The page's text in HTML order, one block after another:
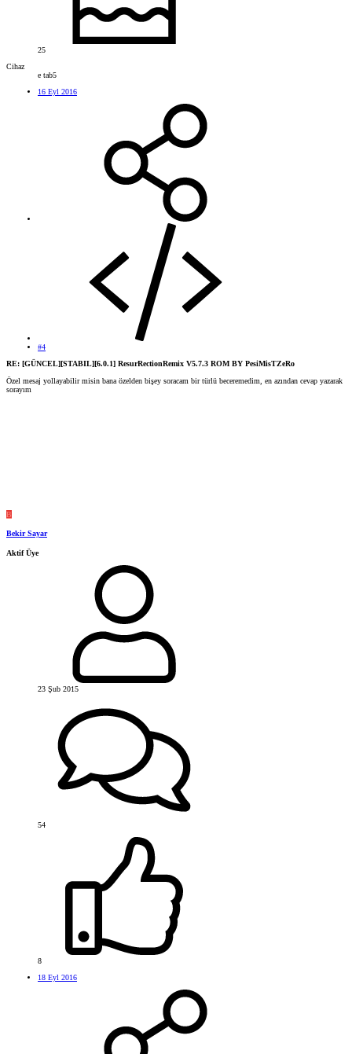
25
Cihaz
e tab5
16 Eyl 2016
#4
RE: [GÜNCEL][STABIL][6.0.1] ResurRectionRemix V5.7.3 ROM BY PesiMisTZeRo
Özel mesaj yollayabilir misin bana özelden bişey soracam bir türlü beceremedim, en azından cevap yazarak
sorayım
B
Bekir Sayar
Aktif Üye
23 Şub 2015
54
8
18 Eyl 2016